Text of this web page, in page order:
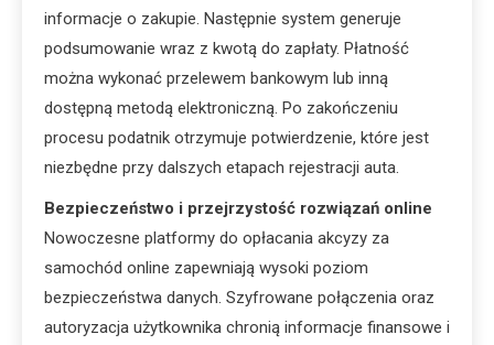
informacje o zakupie. Następnie system generuje
podsumowanie wraz z kwotą do zapłaty. Płatność
można wykonać przelewem bankowym lub inną
dostępną metodą elektroniczną. Po zakończeniu
procesu podatnik otrzymuje potwierdzenie, które jest
niezbędne przy dalszych etapach rejestracji auta.
Bezpieczeństwo i przejrzystość rozwiązań online
Nowoczesne platformy do opłacania akcyzy za
samochód online zapewniają wysoki poziom
bezpieczeństwa danych. Szyfrowane połączenia oraz
autoryzacja użytkownika chronią informacje finansowe i